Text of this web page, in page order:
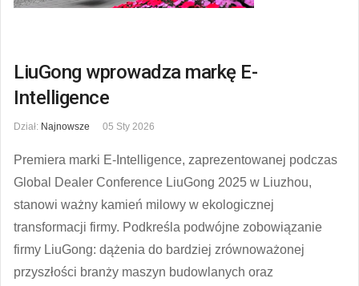
LiuGong wprowadza markę E-
Intelligence
Dział: Najnowsze 05 Sty 2026
Premiera marki E-Intelligence, zaprezentowanej podczas
Global Dealer Conference LiuGong 2025 w Liuzhou,
stanowi ważny kamień milowy w ekologicznej
transformacji firmy. Podkreśla podwójne zobowiązanie
firmy LiuGong: dążenia do bardziej zrównoważonej
przyszłości branży maszyn budowlanych oraz